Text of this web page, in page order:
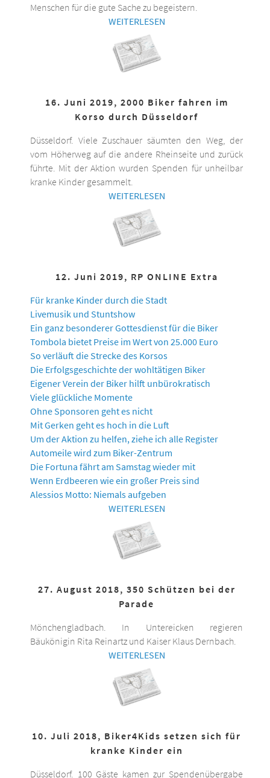
Menschen für die gute Sache zu begeistern.
WEITERLESEN
16. Juni 2019, 2000 Biker fahren im
Korso durch Düsseldorf
Düsseldorf. Viele Zuschauer säumten den Weg, der
vom Höherweg auf die andere Rheinseite und zurück
führte. Mit der Aktion wurden Spenden für unheilbar
kranke Kinder gesammelt.
WEITERLESEN
12. Juni 2019, RP ONLINE Extra
Für kranke Kinder durch die Stadt
Livemusik und Stuntshow
Ein ganz besonderer Gottesdienst für die Biker
Tombola bietet Preise im Wert von 25.000 Euro
So verläuft die Strecke des Korsos
Die Erfolgsgeschichte der wohltätigen Biker
Eigener Verein der Biker hilft unbürokratisch
Viele glückliche Momente
Ohne Sponsoren geht es nicht
Mit Gerken geht es hoch in die Luft
Um der Aktion zu helfen, ziehe ich alle Register
Automeile wird zum Biker-Zentrum
Die Fortuna fährt am Samstag wieder mit
Wenn Erdbeeren wie ein großer Preis sind
Alessios Motto: Niemals aufgeben
WEITERLESEN
27. August 2018, 350 Schützen bei der
Parade
Mönchengladbach. In Untereicken regieren
Bäukönigin Rita Reinartz und Kaiser Klaus Dernbach.
WEITERLESEN
10. Juli 2018, Biker4Kids setzen sich für
kranke Kinder ein
Düsseldorf. 100 Gäste kamen zur Spendenübergabe